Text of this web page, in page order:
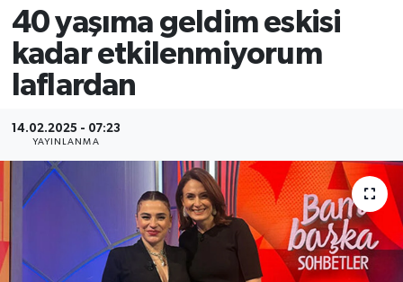
40 yaşıma geldim eskisi
kadar etkilenmiyorum
laflardan
14.02.2025 - 07:23
YAYINLANMA
İstanbul Namaz Vakitleri
İstanbul Trafik Yoğunluk Haritası
Tüm Manşetler
Son Dakika Haberleri
Haber Arşivi